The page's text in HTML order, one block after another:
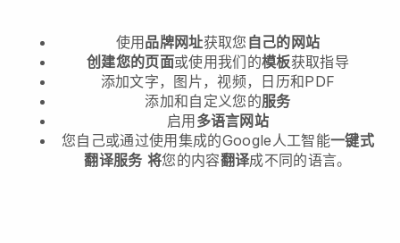
使用品牌网址获取您 自己的网站
创建您的页面或使用我们的模板获取指导
添加文字，图片，视频，日历和PDF
添加和自定义您的服务
启用多语言网站
您自己或通过使用集成的Google人工智能一键式
翻译服务 将您的内容翻译成不同的语言。